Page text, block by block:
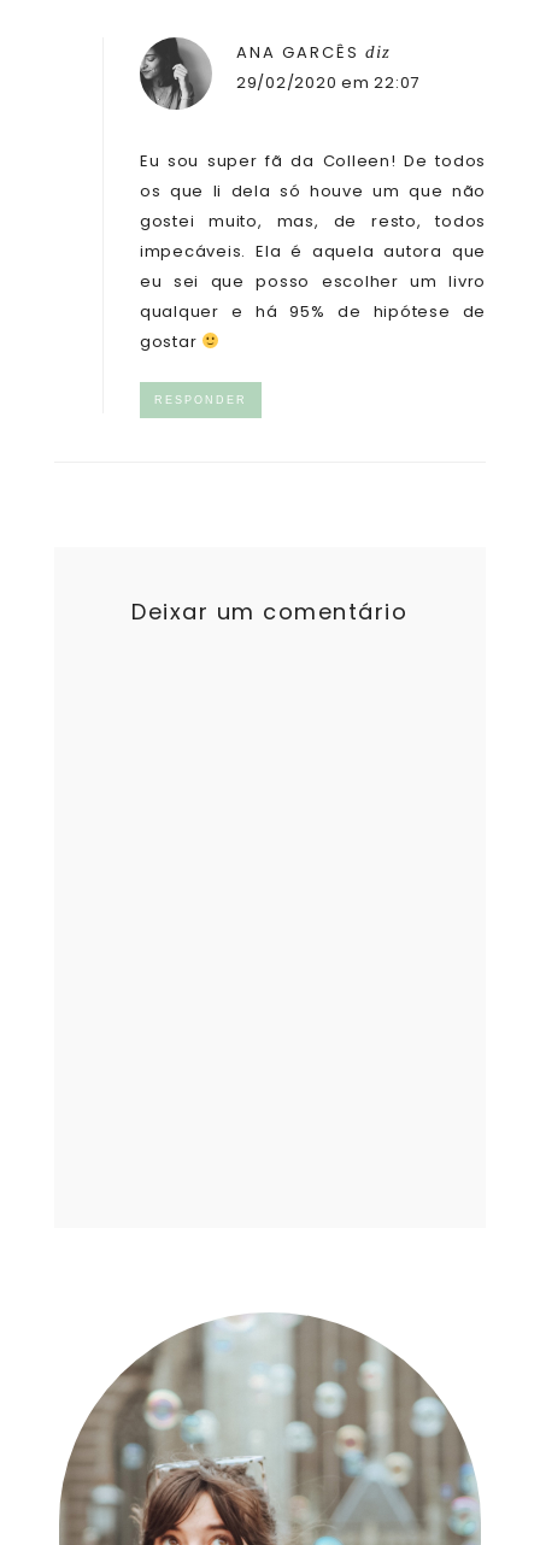
ANA GARCÊS diz
29/02/2020 em 22:07
Eu sou super fã da Colleen! De todos
os que li dela só houve um que não
gostei muito, mas, de resto, todos
impecáveis. Ela é aquela autora que
eu sei que posso escolher um livro
qualquer e há 95% de hipótese de
gostar
RESPONDER
Deixar um comentário